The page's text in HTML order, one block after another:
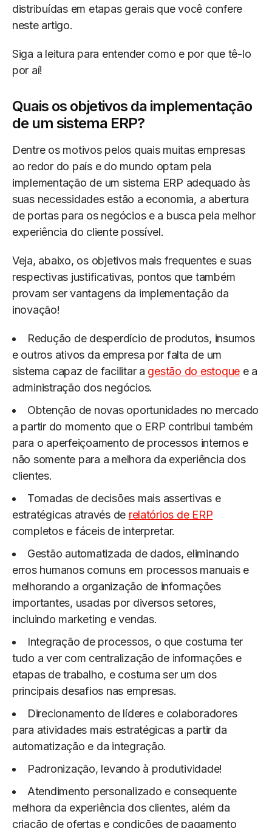
distribuídas em etapas gerais que você confere
neste artigo.
Siga a leitura para entender como e por que tê-lo
por aí!
Quais os objetivos da implementação
de um sistema ERP?
Dentre os motivos pelos quais muitas empresas
ao redor do país e do mundo optam pela
implementação de um sistema ERP adequado às
suas necessidades estão a economia, a abertura
de portas para os negócios e a busca pela melhor
experiência do cliente possível.
Veja, abaixo, os objetivos mais frequentes e suas
respectivas justificativas, pontos que também
provam ser vantagens da implementação da
inovação!
Redução de desperdício de produtos, insumos
e outros ativos da empresa por falta de um
sistema capaz de facilitar a gestão do estoque e a
administração dos negócios.
Obtenção de novas oportunidades no mercado
a partir do momento que o ERP contribui também
para o aperfeiçoamento de processos internos e
não somente para a melhora da experiência dos
clientes.
Tomadas de decisões mais assertivas e
estratégicas através de relatórios de ERP
completos e fáceis de interpretar.
Gestão automatizada de dados, eliminando
erros humanos comuns em processos manuais e
melhorando a organização de informações
importantes, usadas por diversos setores,
incluindo marketing e vendas.
Integração de processos, o que costuma ter
tudo a ver com centralização de informações e
etapas de trabalho, e costuma ser um dos
principais desafios nas empresas.
Direcionamento de líderes e colaboradores
para atividades mais estratégicas a partir da
automatização e da integração.
Padronização, levando à produtividade!
Atendimento personalizado e consequente
melhora da experiência dos clientes, além da
criação de ofertas e condições de pagamento